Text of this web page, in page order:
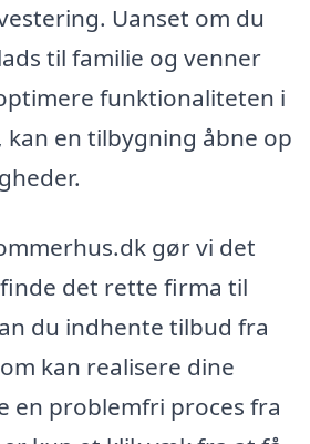
Uanset om du
til familie og venner
funktionaliteten i
en tilbygning åbne op
gør vi det
det rette firma til
du indhente tilbud fra
kan realisere dine
en problemfri proces fra